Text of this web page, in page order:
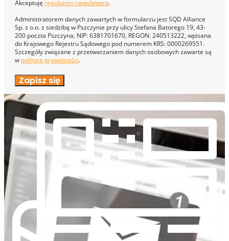
Akceptuję regulamin newslettera.
Administratorem danych zawartych w formularzu jest SQD Alliance
Sp. z o.o. z siedzibą w Pszczynie przy ulicy Stefana Batorego 19, 43-
200 poczta Pszczyna, NIP: 6381701670, REGON: 240513222, wpisana
do Krajowego Rejestru Sądowego pod numerem KRS: 0000269551.
Szczegóły związane z przetwarzaniem danych osobowych zawarte są
w polityce prywatności.
Zapisz się